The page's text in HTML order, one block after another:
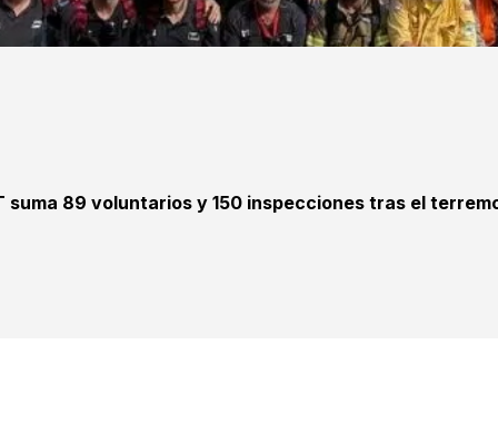
suma 89 voluntarios y 150 inspecciones tras el